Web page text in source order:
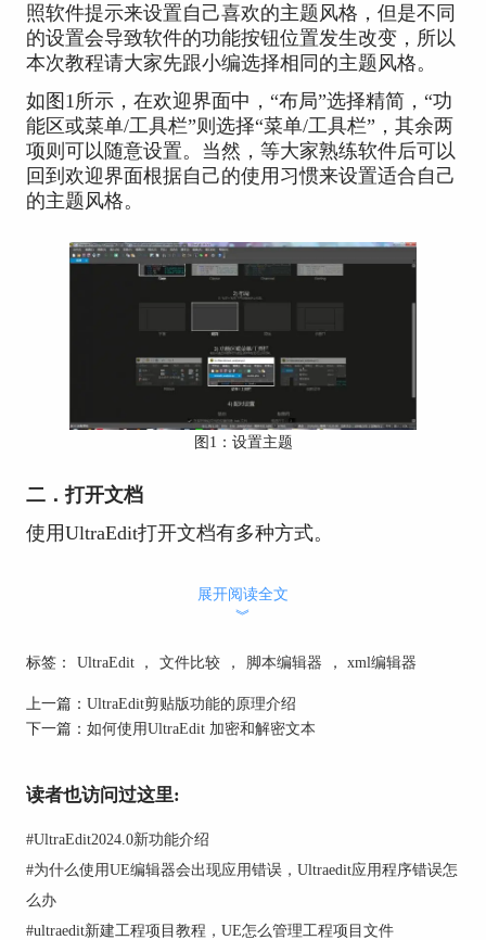
照软件提示来设置自己喜欢的主题风格，但是不同
的设置会导致软件的功能按钮位置发生改变，所以
本次教程请大家先跟小编选择相同的主题风格。
如图1所示，在欢迎界面中，“布局”选择精简，“功
能区或菜单/工具栏”则选择“菜单/工具栏”，其余两
项则可以随意设置。当然，等大家熟练软件后可以
回到欢迎界面根据自己的使用习惯来设置适合自己
的主题风格。
图1：设置主题
二．打开文档
使用UltraEdit打开文档有多种方式。
如图2所示，依次点击软件上方菜单栏的“文件”-“打
展开阅读全文
︾
标签： UltraEdit ， 文件比较 ， 脚本编辑器 ， xml编辑器
上一篇： UltraEdit剪贴版功能的原理介绍
下一篇： 如何使用UltraEdit 加密和解密文本
读者也访问过这里:
#UltraEdit2024.0新功能介绍
#为什么使用UE编辑器会出现应用错误，Ultraedit应用程序错误怎
么办
#ultraedit新建工程项目教程，UE怎么管理工程项目文件